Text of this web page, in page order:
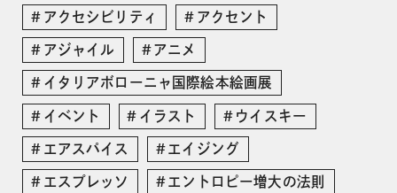
アクセシビリティ アクセント
アジャイル アニメ
イタリアボローニャ国際絵本絵画展
イベント イラスト ウイスキー
エアスパイス エイジング
エスプレッソ エントロピー増大の法則